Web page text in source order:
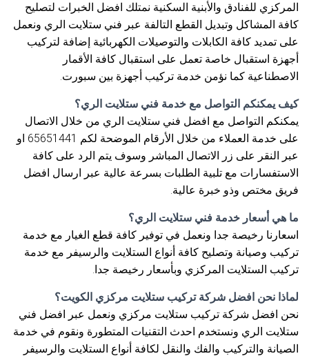
المركزي للفنادق والأبنية السكنية نمتلك افضل الخبرات لتصليح
كافة المشاكل وتبديل القطع التالفة عبر فني ستلايت الري ونعمل
على تمديد كافة الكابلات والتوصيلات الكهربائية إضافة لتركيب
أجهزة استقبال خاصة تعمل على استقبال كافة الأقمار
الاصطناعية كما نؤمن خدمة تركيب أجهزة بين سبورت.
كيف يمكنكم التواصل مع خدمة فني ستلايت الري؟
يمكنكم التواصل مع افضل فني ستلايت الري من خلال الاتصال
على خدمة العملاء من خلال الأرقام الموضحة لكم 65651441 او
عبر النقر على زر الاتصال المباشر وسوف يتم الرد على كافة
الاستفسارات مع تلبية الطلبات بسرعة عالية عبر ارسال افضل
فريق مختص وذو خبرة عالية.
ما هي أسعار خدمة فني ستلايت الري؟
اسعارنا رخيصة جدا ونعمل في توفير كافة قطع الغيار مع خدمة
تركيب وصيانة وتصليح كافة أنواع الستلايت والرسيفر مع خدمة
تركيب الستلايت المركزي وبأسعار رخيصة جدا.
لماذا نحن افضل شركة تركيب ستلايت مركزي الكويت؟
نحن افضل شركة تركيب ستلايت مركزي ونعمل عبر افضل فني
ستلايت الري ونستخدم احدث التقنيات المتطورة ونقوم في خدمة
الصيانة والتركيب والفك والنقل لكافة أنواع الستلايت والرسيفر